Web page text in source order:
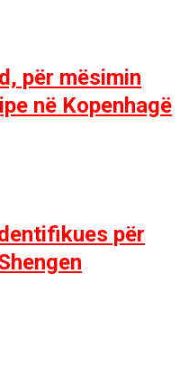
për mësimin
në Kopenhagë
për